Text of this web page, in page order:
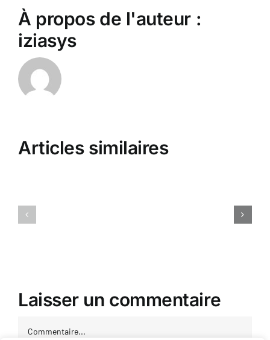
À propos de l'auteur :
iziasys
Articles similaires
Alternative
A
Bonus
Cobra
Casino
Bonus
magyar
SOL
Laisser un commentaire